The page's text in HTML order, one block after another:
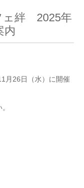
ェ絆 2025年
内
月26日（水）に開催